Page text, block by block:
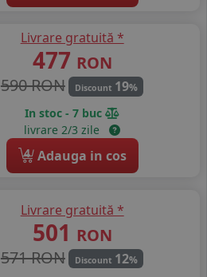
Livrare gratuită *
477 RON
590 RON
Discount 19%
In stoc - 7 buc
livrare 2/3 zile
4 Adauga in cos
Livrare gratuită *
501 RON
571 RON
Discount 12%